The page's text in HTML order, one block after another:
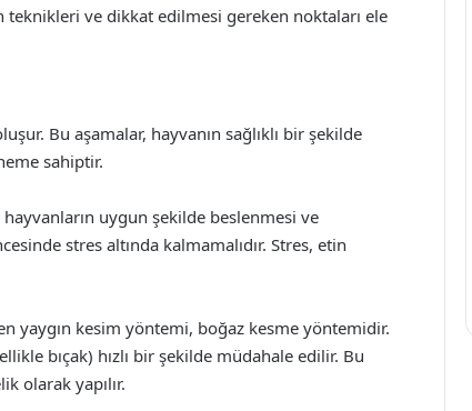
ve dikkat edilmesi gereken noktaları ele
Bu aşamalar, hayvanın sağlıklı bir şekilde
sahiptir.
uygun şekilde beslenmesi ve
stres altında kalmamalıdır. Stres, etin
yaygın kesim yöntemi, boğaz kesme yöntemidir.
bıçak) hızlı bir şekilde müdahale edilir. Bu
olarak yapılır.